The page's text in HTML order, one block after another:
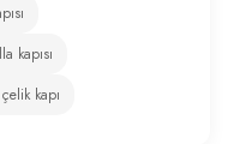
kapısı
kapı